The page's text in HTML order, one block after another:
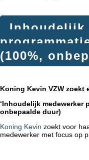
Inhoudelijk
(100%,
Koning Kevin VZW zoekt
‘Inhoudelijk medewerker
onbepaalde duur)
Koning Kevin zoekt voor
medewerker met focus op